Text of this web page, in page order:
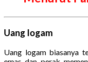
Uang logam
Uang logam biasanya